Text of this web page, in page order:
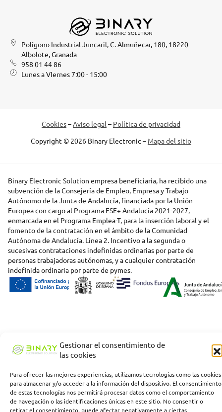
Gestionar el consentimiento de
las cookies
Para ofrecer las mejores experiencias, utilizamos tecnologías como las cookies
para almacenar y/o acceder a la información del dispositivo. El consentimiento
de estas tecnologías nos permitirá procesar datos como el comportamiento
de navegación o las identificaciones únicas en este sitio. No consentir o
retirar el consentimiento, puede afectar negativamente a ciertas
Polígono Industrial Juncaril, C. Almuñecar, 180, 18220
Albolote, Granada
958 01 44 86
Lunes a VIernes 7:00 - 15:00
Cookies–Aviso legal – Política de privacidad
Copyright © 2026 Binary Electronic – Mapa del sitio
Binary Electronic Solution empresa beneficiaria, ha recibido una
subvención de la Consejería de Empleo, Empresa y Trabajo
Autónomo de la Junta de Andalucía, financiada por la Unión
Europea con cargo al Programa FSE+ Andalucía 2021-2027,
enmarcada en el Programa Emplea-T, para la inserción laboral y el
fomento de la contratación en el ámbito de la Comunidad
Autónoma de Andalucía. Línea 2. Incentivo a la segunda o
sucesivas contrataciones indefinidas ordinarias por parte de
personas trabajadoras autónomas, y a cualquier contratación
indefinida ordinaria por parte de pymes.